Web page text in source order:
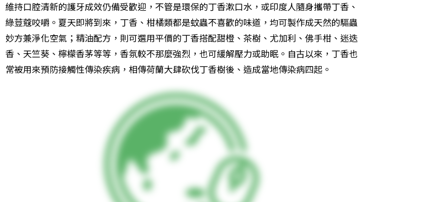
維持口腔清新的護牙成效仍備受歡迎，不管是環保的丁香漱口水，或印度人隨身攜帶丁香、
綠荳蔻咬嚼。夏天即將到來，丁香、柑橘類都是蚊蟲不喜歡的味道，均可製作成天然的驅蟲
妙方兼淨化空氣；精油配方，則可選用平價的丁香搭配甜橙、茶樹、尤加利、佛手柑、迷迭
香、天竺葵、檸檬香茅等等，香氛較不那麼強烈，也可緩解壓力或助眠。自古以來，丁香也
常被用來預防接觸性傳染疾病，相傳荷蘭大肆砍伐丁香樹後、造成當地傳染病四起。